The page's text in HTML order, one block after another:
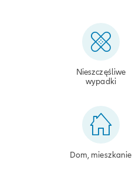
Nieszczęśliwe
wypadki
Dom, mieszkanie